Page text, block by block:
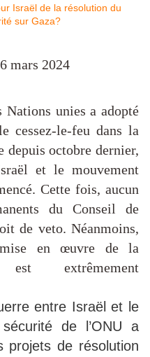
mars 2024
unies a adopté
cessez-le-feu dans la
depuis octobre dernier,
et le mouvement
Cette fois, aucun
du Conseil de
de veto. Néanmoins,
en œuvre de la
extrêmement
entre Israël et le
de l’ONU a
projets de résolution